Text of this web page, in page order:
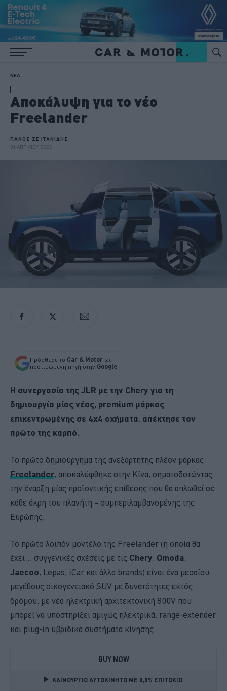
ΝΕΑ
Αποκάλυψη για το νέο
Freelander
ΠΑΝΟΣ ΣΕΪΤΑΝΙΔΗΣ
01 ΑΠΡΙΛΙΟΥ 2026
Πρόσθεσε το Car & Motor ως
προτιμώμενη πηγή στην Google
Η συνεργασία της JLR με την Chery για τη
δημιουργία μίας νέας, premium μάρκας
επικεντρωμένης σε 4x4 οχήματα, απέκτησε τον
πρώτο της καρπό.
Το πρώτο δημιούργημα της ανεξάρτητης πλέον μάρκας
Freelander, αποκαλύφθηκε στην Κίνα, σηματοδοτώντας
την έναρξη μίας προϊοντικής επίθεσης που θα απλωθεί σε
κάθε άκρη του πλανήτη – συμπεριλαμβανομένης της
Ευρώπης.
Το πρώτο λοιπόν μοντέλο της Freelander (η οποία θα
έχει… συγγενικές σχέσεις με τις Chery, Omoda,
Jaecoo, Lepas, iCar και άλλα brands) είναι ένα μεσαίου
μεγέθους οικογενειακό SUV με δυνατότητες εκτός
δρόμου, με νέα ηλεκτρική αρχιτεκτονική 800V που
μπορεί να υποστηρίξει αμιγώς ηλεκτρικά, range-extender
και plug-in υβριδικά συστήματα κίνησης.
BUY NOW
ΚΑΙΝΟΥΡΓΙΟ ΑΥΤΟΚΙΝΗΤΟ ΜΕ 0,9% ΕΠΙΤΟΚΙΟ